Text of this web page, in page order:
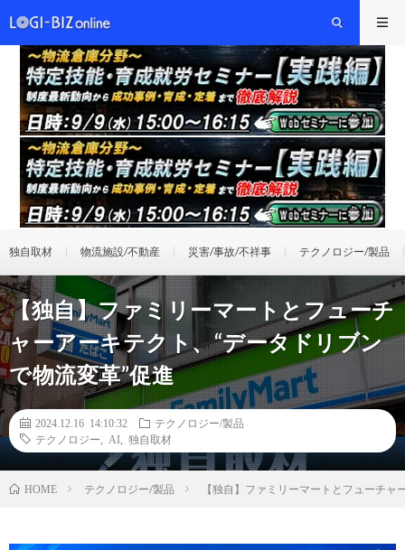
独自取材 物流施設/不動産 災害/事故/不祥事 テクノロジー/製品
【独自】ファミリーマートとフューチ
ャーアーキテクト、“データドリブン
で物流変革”促進
2024.12.16 14:10:32
テクノロジー/製品
テクノロジー
AI 独自取材
HOME テクノロジー/製品 【独自】ファミリーマートとフューチ